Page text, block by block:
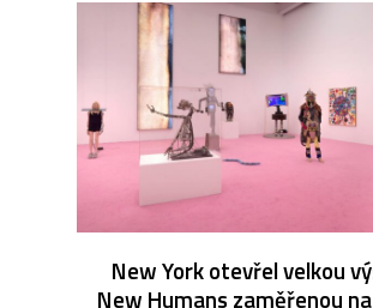
New York otevřel velkou
New Humans zaměřenou